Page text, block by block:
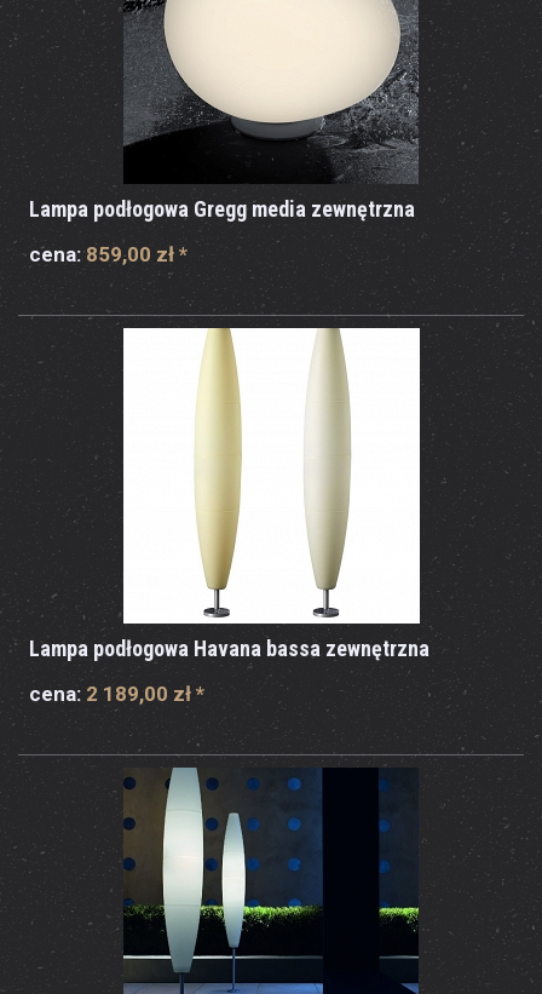
Lampa podłogowa Gregg media zewnętrzna
cena: 859,00 zł *
Lampa podłogowa Havana bassa zewnętrzna
cena: 2 189,00 zł *